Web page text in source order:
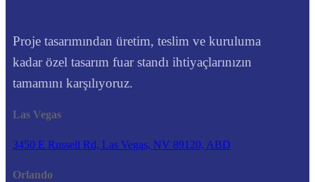
Proje tasarımından üretim, teslim ve kuruluma
kadar özel tasarım fuar standı ihtiyaçlarınızın
tamamını karşılıyoruz.
Las Vegas
3450 E Russell Rd, Las Vegas, NV 89120, ABD
Orlando